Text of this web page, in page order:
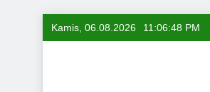
Skip
to
Kamis, 06.08.2026 11:06:49 PM